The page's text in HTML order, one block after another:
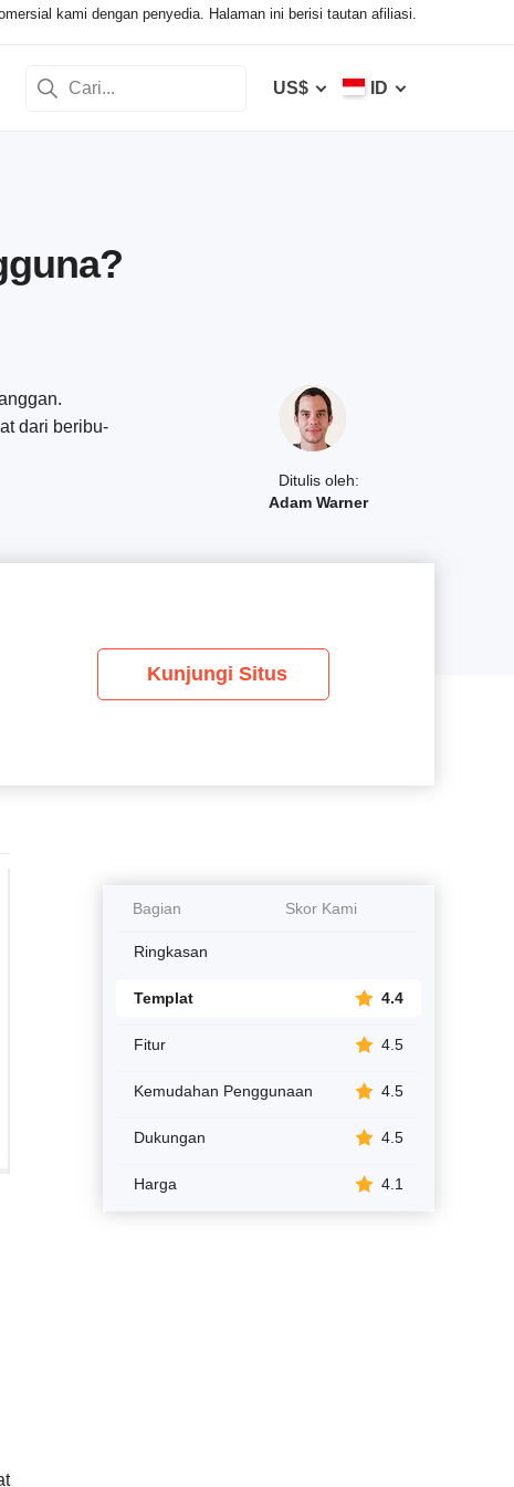
kami dengan penyedia. Halaman ini berisi tautan afiliasi.
US$ ID
Ditulis oleh:
Adam Warner
dari beribu-
Kunjungi Situs
Bagian Skor Kami
Ringkasan
Templat 4.4
Fitur 4.5
Kemudahan Penggunaan 4.5
Dukungan 4.5
Harga 4.1